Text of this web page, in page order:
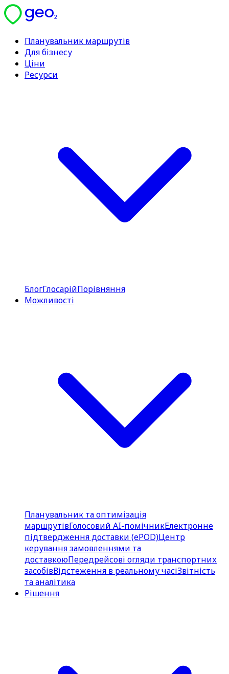
Планувальник маршрутів
Для бізнесу
Ціни
Ресурси
БлогГлосарійПорівняння
Можливості
Планувальник та оптимізація
маршрутівГолосовий AI-помічникЕлектронне
підтвердження доставки (ePOD)Центр
керування замовленнями та
доставкоюПередрейсові огляди транспортних
засобівВідстеження в реальному часіЗвітність
та аналітика
Рішення